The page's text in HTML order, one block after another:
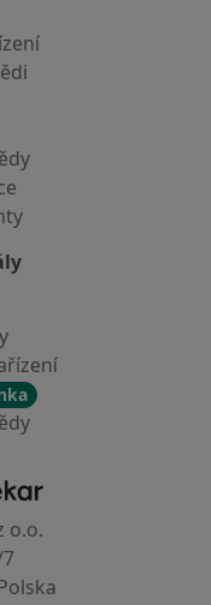
- Hlavní stránka
o.o.